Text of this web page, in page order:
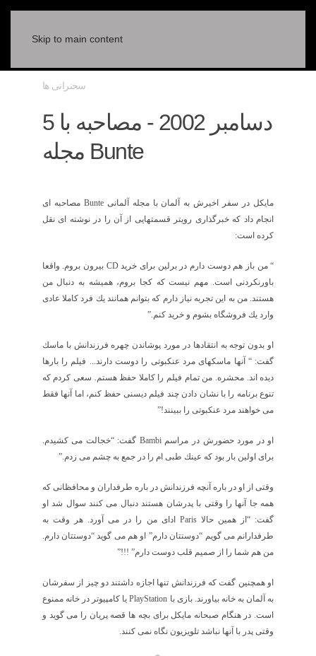
Skip to main content
سخنرانی ها
5 دسامبر 2002 - مصاحبه با
مجله Bunte
مايكل در سفر اخيرش به آلمان با مجله آلمانیBunte مصاحبه ای
انجام داد كه خبرگذاری رويتر قسمتهايی از آن را در نوشته ای نقل
كرده است:
“من باز هم دوست دارم در برلين برای خريدCD بيرون بروم. واقعا
باورنكردنی است. مهم نيست كه كجا بروم‏، هميشه به دنبال من
هستند. من به اين تجربه نياز دارم كه بتوانم همانند يك فرد كاملا عادی
وارد يك فروشگاه بشوم و خريد كنم.”
او بدون توجه به انتقادها در مورد پوشاندن چهره فرزندانش با ماسك
گفت:“ آنها ماسكهای مرد عنكبوتی را دوست دارند... فيلم را بارها
ديده اند. محشره. من تمام فيلم را كاملا حفظ هستم. سعی كردم كه
تنوع برنامه را با نشان دادن چند فيلم ديسنی حفظ كنم، اما آنها فقط
می خواهند مرد عنكبوتی را ببينند!”
او در مورد حضورش در مراسمBambi گفت:“خجالت می كشيدم.
برای اولين بار بود كه عينك طبی ام را در جمع به چشم می زدم.”
وقتی از او در باره آنچه فرزندانش در باره طرفداران و محافظانی كه
همه جا آنها را وقتی با پدرشان هستند دنبال می كنند سوال شد او
گفت: “از همين حالاParis ادای من را در می آورد. هر وقت به
طرفدارانم می گويم “دوستتان دارم” او هم می گويد “دوستتان دارم.
من هم شما را از صميم قلب دوست دارم”
!!!
”
او همچنين گفت كه فرزندانش تنها اجازه داشتند دو چيز از سفرشان
به آلمان به خانه بياورند. بازی با PlayStationيا كامپيوتر در خانه ممنوع
است. در هنگام صبحانه مايكل برای بچه ها قصه پريان را می گويد و
وقتی پدر با آنها نباشد تلويزيون نگاه نمی كنند.